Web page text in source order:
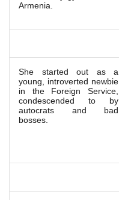
Armenia.
She started out as a
young, introverted newbie
in the Foreign Service,
condescended to by
autocrats and bad
bosses.